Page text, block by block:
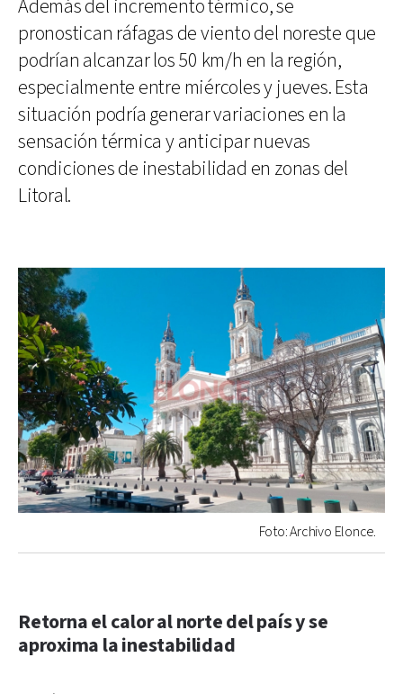
Además del incremento térmico, se
pronostican ráfagas de viento del noreste que
podrían alcanzar los 50 km/h en la región,
especialmente entre miércoles y jueves. Esta
situación podría generar variaciones en la
sensación térmica y anticipar nuevas
condiciones de inestabilidad en zonas del
Litoral.
Foto: Archivo Elonce.
Retorna el calor al norte del país y se
aproxima la inestabilidad